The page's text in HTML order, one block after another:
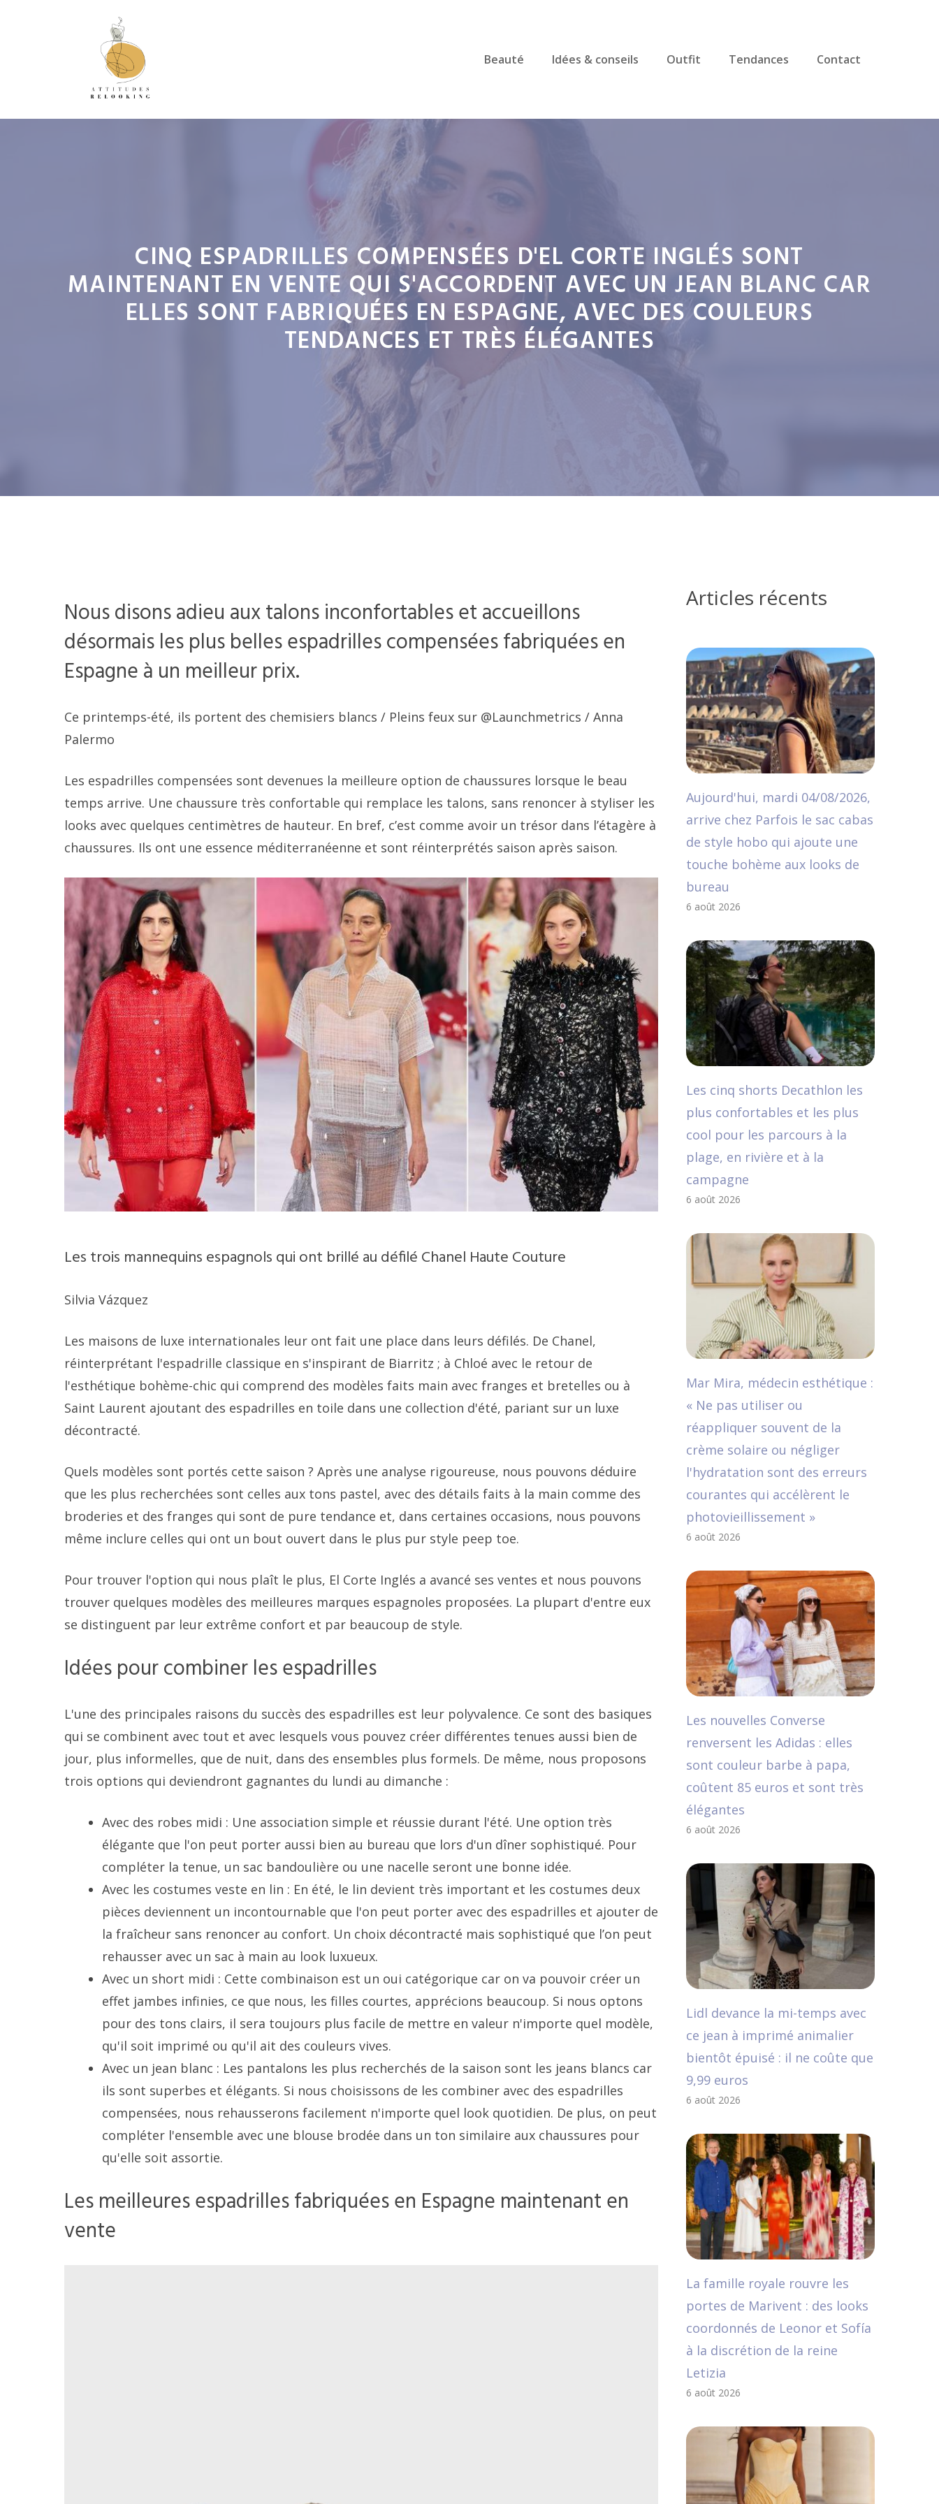
Beauté Idées & conseils Outfit Tendances Contact
CINQ ESPADRILLES COMPENSÉES D'EL CORTE INGLÉS SONT
MAINTENANT EN VENTE QUI S'ACCORDENT AVEC UN JEAN BLANC CAR
ELLES SONT FABRIQUÉES EN ESPAGNE, AVEC DES COULEURS
TENDANCES ET TRÈS ÉLÉGANTES
Nous disons adieu aux talons inconfortables et accueillons
désormais les plus belles espadrilles compensées fabriquées en
Espagne à un meilleur prix.
Ce printemps-été, ils portent des chemisiers blancs / Pleins feux sur @Launchmetrics / Anna
Palermo
Les espadrilles compensées sont devenues la meilleure option de chaussures lorsque le beau
temps arrive. Une chaussure très confortable qui remplace les talons, sans renoncer à styliser les
looks avec quelques centimètres de hauteur. En bref, c’est comme avoir un trésor dans l’étagère à
chaussures. Ils ont une essence méditerranéenne et sont réinterprétés saison après saison.
Les trois mannequins espagnols qui ont brillé au défilé Chanel Haute Couture
Silvia Vázquez
Les maisons de luxe internationales leur ont fait une place dans leurs défilés. De Chanel,
réinterprétant l'espadrille classique en s'inspirant de Biarritz ; à Chloé avec le retour de
l'esthétique bohème-chic qui comprend des modèles faits main avec franges et bretelles ou à
Saint Laurent ajoutant des espadrilles en toile dans une collection d'été, pariant sur un luxe
décontracté.
Quels modèles sont portés cette saison ? Après une analyse rigoureuse, nous pouvons déduire
que les plus recherchées sont celles aux tons pastel, avec des détails faits à la main comme des
broderies et des franges qui sont de pure tendance et, dans certaines occasions, nous pouvons
même inclure celles qui ont un bout ouvert dans le plus pur style peep toe.
Pour trouver l'option qui nous plaît le plus, El Corte Inglés a avancé ses ventes et nous pouvons
trouver quelques modèles des meilleures marques espagnoles proposées. La plupart d'entre eux
se distinguent par leur extrême confort et par beaucoup de style.
Idées pour combiner les espadrilles
L'une des principales raisons du succès des espadrilles est leur polyvalence. Ce sont des basiques
qui se combinent avec tout et avec lesquels vous pouvez créer différentes tenues aussi bien de
jour, plus informelles, que de nuit, dans des ensembles plus formels. De même, nous proposons
trois options qui deviendront gagnantes du lundi au dimanche :
Avec des robes midi : Une association simple et réussie durant l'été. Une option très
élégante que l'on peut porter aussi bien au bureau que lors d'un dîner sophistiqué. Pour
compléter la tenue, un sac bandoulière ou une nacelle seront une bonne idée.
Avec les costumes veste en lin : En été, le lin devient très important et les costumes deux
pièces deviennent un incontournable que l'on peut porter avec des espadrilles et ajouter de
la fraîcheur sans renoncer au confort. Un choix décontracté mais sophistiqué que l’on peut
rehausser avec un sac à main au look luxueux.
Avec un short midi : Cette combinaison est un oui catégorique car on va pouvoir créer un
effet jambes infinies, ce que nous, les filles courtes, apprécions beaucoup. Si nous optons
pour des tons clairs, il sera toujours plus facile de mettre en valeur n'importe quel modèle,
qu'il soit imprimé ou qu'il ait des couleurs vives.
Avec un jean blanc : Les pantalons les plus recherchés de la saison sont les jeans blancs car
ils sont superbes et élégants. Si nous choisissons de les combiner avec des espadrilles
compensées, nous rehausserons facilement n'importe quel look quotidien. De plus, on peut
compléter l'ensemble avec une blouse brodée dans un ton similaire aux chaussures pour
qu'elle soit assortie.
Les meilleures espadrilles fabriquées en Espagne maintenant en
vente
Articles récents
Aujourd'hui, mardi 04/08/2026,
arrive chez Parfois le sac cabas
de style hobo qui ajoute une
touche bohème aux looks de
bureau
6 août 2026
Les cinq shorts Decathlon les
plus confortables et les plus
cool pour les parcours à la
plage, en rivière et à la
campagne
6 août 2026
Mar Mira, médecin esthétique :
« Ne pas utiliser ou
réappliquer souvent de la
crème solaire ou négliger
l'hydratation sont des erreurs
courantes qui accélèrent le
photovieillissement »
6 août 2026
Les nouvelles Converse
renversent les Adidas : elles
sont couleur barbe à papa,
coûtent 85 euros et sont très
élégantes
6 août 2026
Lidl devance la mi-temps avec
ce jean à imprimé animalier
bientôt épuisé : il ne coûte que
9,99 euros
6 août 2026
La famille royale rouvre les
portes de Marivent : des looks
coordonnés de Leonor et Sofía
à la discrétion de la reine
Letizia
6 août 2026